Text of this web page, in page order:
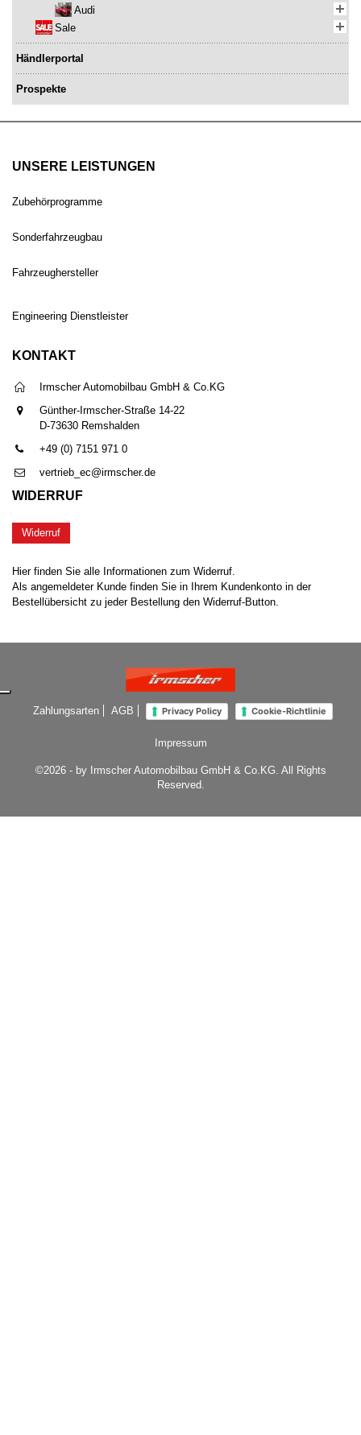
Audi
Sale
Händlerportal
Prospekte
UNSERE LEISTUNGEN
Zubehörprogramme
Sonderfahrzeugbau
Fahrzeughersteller
Engineering Dienstleister
KONTAKT
Irmscher Automobilbau GmbH & Co.KG
Günther-Irmscher-Straße 14-22
D-73630 Remshalden
+49 (0) 7151 971 0
vertrieb_ec@irmscher.de
WIDERRUF
Widerruf
Hier finden Sie alle Informationen zum Widerruf.
Als angemeldeter Kunde finden Sie in Ihrem Kundenkonto in der
Bestellübersicht zu jeder Bestellung den Widerruf-Button.
Zahlungsarten AGB Privacy Policy Cookie-Richtlinie
Impressum
©2026 - by Irmscher Automobilbau GmbH & Co.KG. All Rights
Reserved.